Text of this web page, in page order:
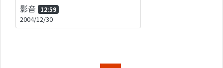
影音 12:59
2004/12/30